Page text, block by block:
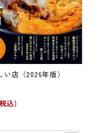
店（2026年版）
税込